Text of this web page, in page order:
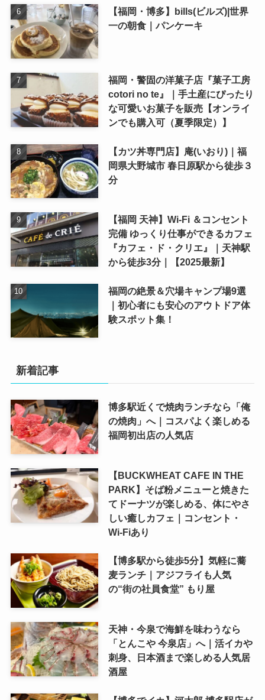
【福岡・博多】bills(ビルズ)|世界
一の朝食｜パンケーキ
福岡・警固の洋菓子店『菓子工房
cotori no te』｜手土産にぴったり
な可愛いお菓子を販売【オンライ
ンでも購入可（夏季限定）】
【カツ丼専門店】庵(いおり)｜福
岡県大野城市 春日原駅から徒歩３
分
【福岡 天神】Wi-Fi ＆コンセント
完備 ゆっくり仕事ができるカフェ
『カフェ・ド・クリエ』｜天神駅
から徒歩3分｜【2025最新】
福岡の絶景＆穴場キャンプ場9選
｜初心者にも安心のアウトドア体
験スポット集！
新着記事
博多駅近くで焼肉ランチなら「俺
の焼肉」へ｜コスパよく楽しめる
福岡初出店の人気店
【BUCKWHEAT CAFE IN THE
PARK】そば粉メニューと焼きた
てドーナツが楽しめる、体にやさ
しい癒しカフェ｜コンセント・
Wi-Fiあり
【博多駅から徒歩5分】気軽に蕎
麦ランチ｜アジフライも人気
の“街の社員食堂” もり屋
天神・今泉で海鮮を味わうなら
「とんこや 今泉店」へ｜活イカや
刺身、日本酒まで楽しめる人気居
酒屋